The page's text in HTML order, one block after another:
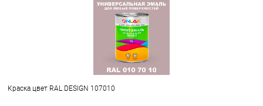
Краска цвет RAL DESIGN 107010